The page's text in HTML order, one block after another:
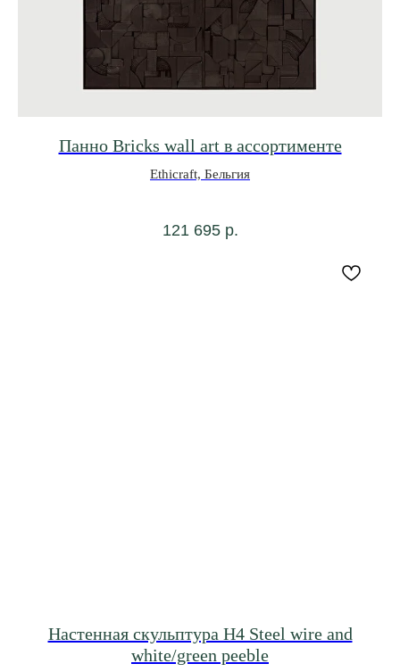
Панно Bricks wall art в ассортименте
Ethicraft, Бельгия
121 695 р.
Настенная скульптура H4 Steel wire and
white/green peeble